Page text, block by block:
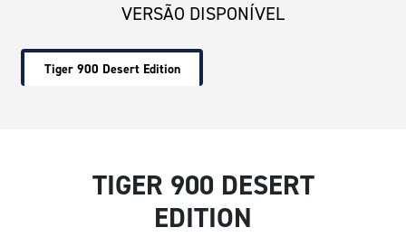
VERSÃO DISPONÍVEL
Tiger 900 Desert Edition
TIGER 900 DESERT
EDITION